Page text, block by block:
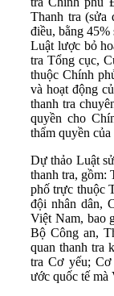
Thanh tra (sửa
điều, bằng
Luật lược bỏ
tra Tổng cục,
thuộc Chính
và hoạt động
thanh tra
quyền cho
thẩm quyền
Dự thảo Luật
thanh tra, gồm:
phố trực thuộc
đội nhân dân,
Việt Nam, bao
Bộ Công an,
quan thanh tra
tra Cơ yếu; Cơ
ước quốc tế mà